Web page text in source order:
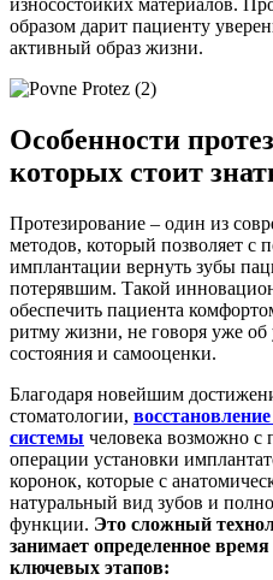
образом дарит пациенту
активный образ жизни.
Особенности
которых стоит
Протезирование – один из
методов, который позволяет
имплантации вернуть зубы
потерявшим. Такой
обеспечить пациента
ритму жизни, не говоря уже
состояния и самооценки.
Благодаря новейшим
стоматологии,
системы человека возможно
операции установки
коронок, которые с
натуральный вид зубов и
функции. Это сложный
занимает определенное
ключевых этапов: